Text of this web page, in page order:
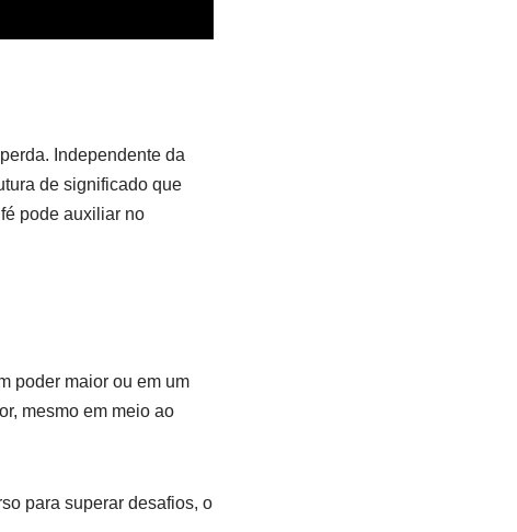
Independente da
de significado que
pode auxiliar no
poder maior ou em um
mesmo em meio ao
para superar desafios, o